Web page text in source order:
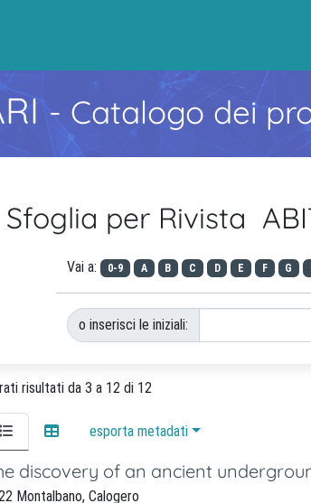
- Catalogo dei
Sfoglia per Rivista
Vai a: 0-9 A B C D E F G
o inserisci le iniziali:
risultati da 3 a 12 di 12
esporta metadati
discovery of an ancient
Montalbano, Calogero